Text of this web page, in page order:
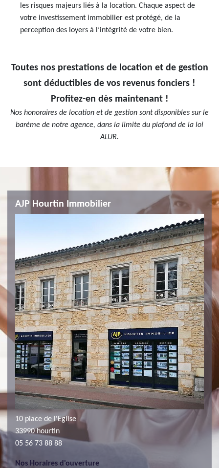
les risques majeurs liés à la location. Chaque aspect de
votre investissement immobilier est protégé, de la
perception des loyers à l’intégrité de votre bien.
Toutes nos prestations de location et de gestion
sont déductibles de vos revenus fonciers !
Profitez-en dès maintenant !
Nos honoraires de location et de gestion sont disponibles sur le
barème de notre agence, dans la limite du plafond de la loi
ALUR.
AJP Hourtin Immobilier
10 place de l'Eglise
33990 hourtin
05 56 73 88 88
Nos Horaires d'ouverture